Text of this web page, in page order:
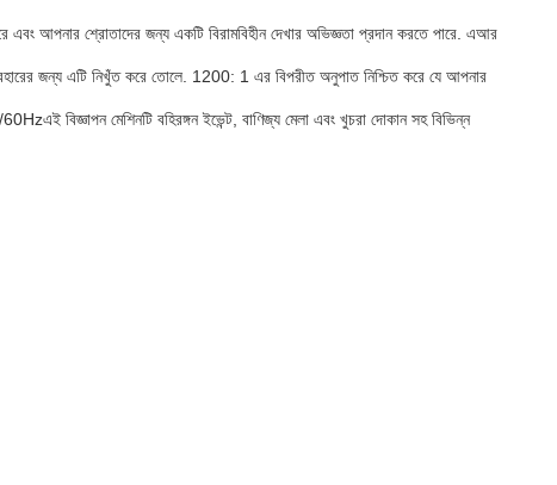
এবং আপনার শ্রোতাদের জন্য একটি বিরামবিহীন দেখার অভিজ্ঞতা প্রদান করতে পারে. এআর
জন্য এটি নিখুঁত করে তোলে. 1200: 1 এর বিপরীত অনুপাত নিশ্চিত করে যে আপনার
বিজ্ঞাপন মেশিনটি বহিরঙ্গন ইভেন্ট, বাণিজ্য মেলা এবং খুচরা দোকান সহ বিভিন্ন